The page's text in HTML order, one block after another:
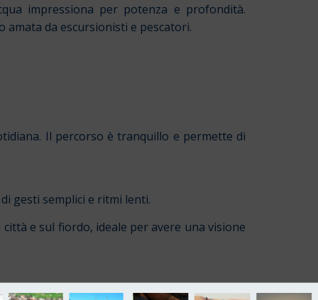
impressiona per potenza e profondità.
amata da escursionisti e pescatori.
Il percorso è tranquillo e permette di
gesti semplici e ritmi lenti.
e sul fiordo, ideale per avere una visione